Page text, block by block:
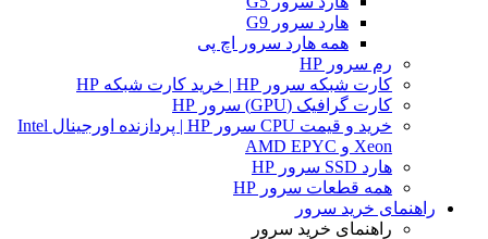
هارد سرور G9
همه هارد سرور اچ پی
رم سرور HP
کارت شبکه سرور HP | خرید کارت شبکه HP
کارت گرافیک (GPU) سرور HP
خرید و قیمت CPU سرور HP | پردازنده اورجینال Intel
Xeon و AMD EPYC
هارد SSD سرور HP
همه قطعات سرور HP
راهنمای خرید سرور
راهنمای خرید سرور